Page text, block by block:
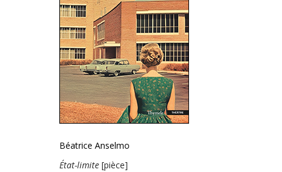
Béatrice Anselmo
État-limite [pièce]